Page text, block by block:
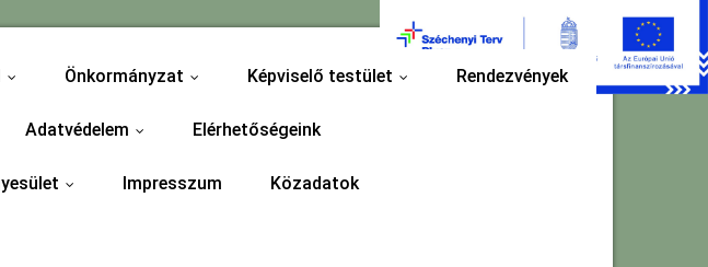
Önkormányzat Képviselő testület Rendezvények
Adatvédelem Elérhetőségeink
Impresszum Közadatok